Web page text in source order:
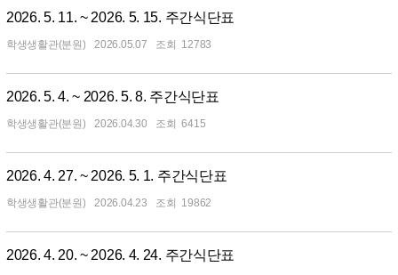
2026. 5. 11. ~ 2026. 5. 15. 주간식단표
학생생활관(분원) 2026.05.07 12783
2026. 5. 4. ~ 2026. 5. 8. 주간식단표
학생생활관(분원) 2026.04.30 6415
2026. 4. 27. ~ 2026. 5. 1. 주간식단표
학생생활관(분원) 2026.04.23 19862
2026. 4. 20. ~ 2026. 4. 24. 주간식단표